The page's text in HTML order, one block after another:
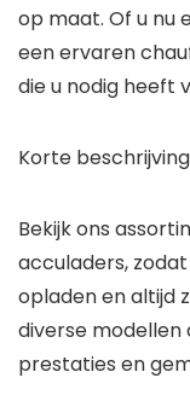
op maat. Of u nu
een ervaren
die u nodig heeft
Korte
Bekijk ons
acculaders,
opladen en altijd
diverse
prestaties en